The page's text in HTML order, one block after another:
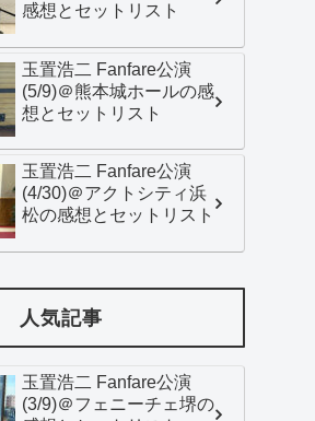
感想とセットリスト
玉置浩二 Fanfare公演
(5/9)＠熊本城ホールの感
想とセットリスト
玉置浩二 Fanfare公演
(4/30)＠アクトシティ浜
松の感想とセットリスト
人気記事
玉置浩二 Fanfare公演
(3/9)＠フェニーチェ堺の